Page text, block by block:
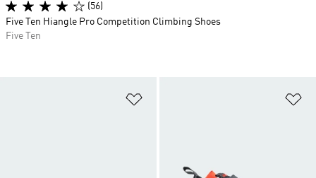
(56)
Five Ten Hiangle Pro Competition Climbing Shoes
Five Ten